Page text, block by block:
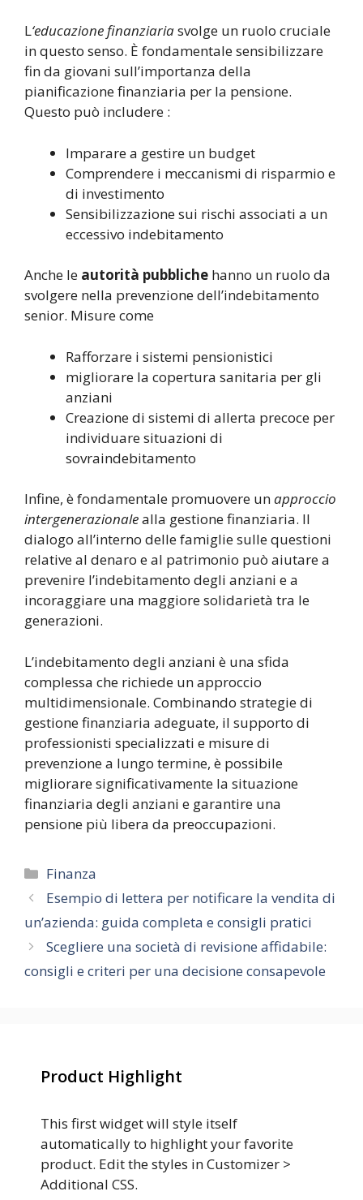
L‘educazione finanziariasvolge un ruolo cruciale
in questo senso. È fondamentale sensibilizzare
fin da giovani sull’importanza della
pianificazione finanziaria per la pensione.
Questo può includere :
Imparare a gestire un budget
Comprendere i meccanismi di risparmio e
di investimento
Sensibilizzazione sui rischi associati a un
eccessivo indebitamento
Anche le autorità pubbliche hanno un ruolo da
svolgere nella prevenzione dell’indebitamento
senior. Misure come
Rafforzare i sistemi pensionistici
migliorare la copertura sanitaria per gli
anziani
Creazione di sistemi di allerta precoce per
individuare situazioni di
sovraindebitamento
Infine, è fondamentale promuovere unapproccio
intergenerazionalealla gestione finanziaria. Il
dialogo all’interno delle famiglie sulle questioni
relative al denaro e al patrimonio può aiutare a
prevenire l’indebitamento degli anziani e a
incoraggiare una maggiore solidarietà tra le
generazioni.
L’indebitamento degli anziani è una sfida
complessa che richiede un approccio
multidimensionale. Combinando strategie di
gestione finanziaria adeguate, il supporto di
professionisti specializzati e misure di
prevenzione a lungo termine, è possibile
migliorare significativamente la situazione
finanziaria degli anziani e garantire una
pensione più libera da preoccupazioni.
Categorie
Finanza
Esempio di lettera per notificare la vendita di
un’azienda: guida completa e consigli pratici
Scegliere una società di revisione affidabile:
consigli e criteri per una decisione consapevole
Product Highlight
This first widget will style itself
automatically to highlight your favorite
product. Edit the styles in Customizer >
Additional CSS.